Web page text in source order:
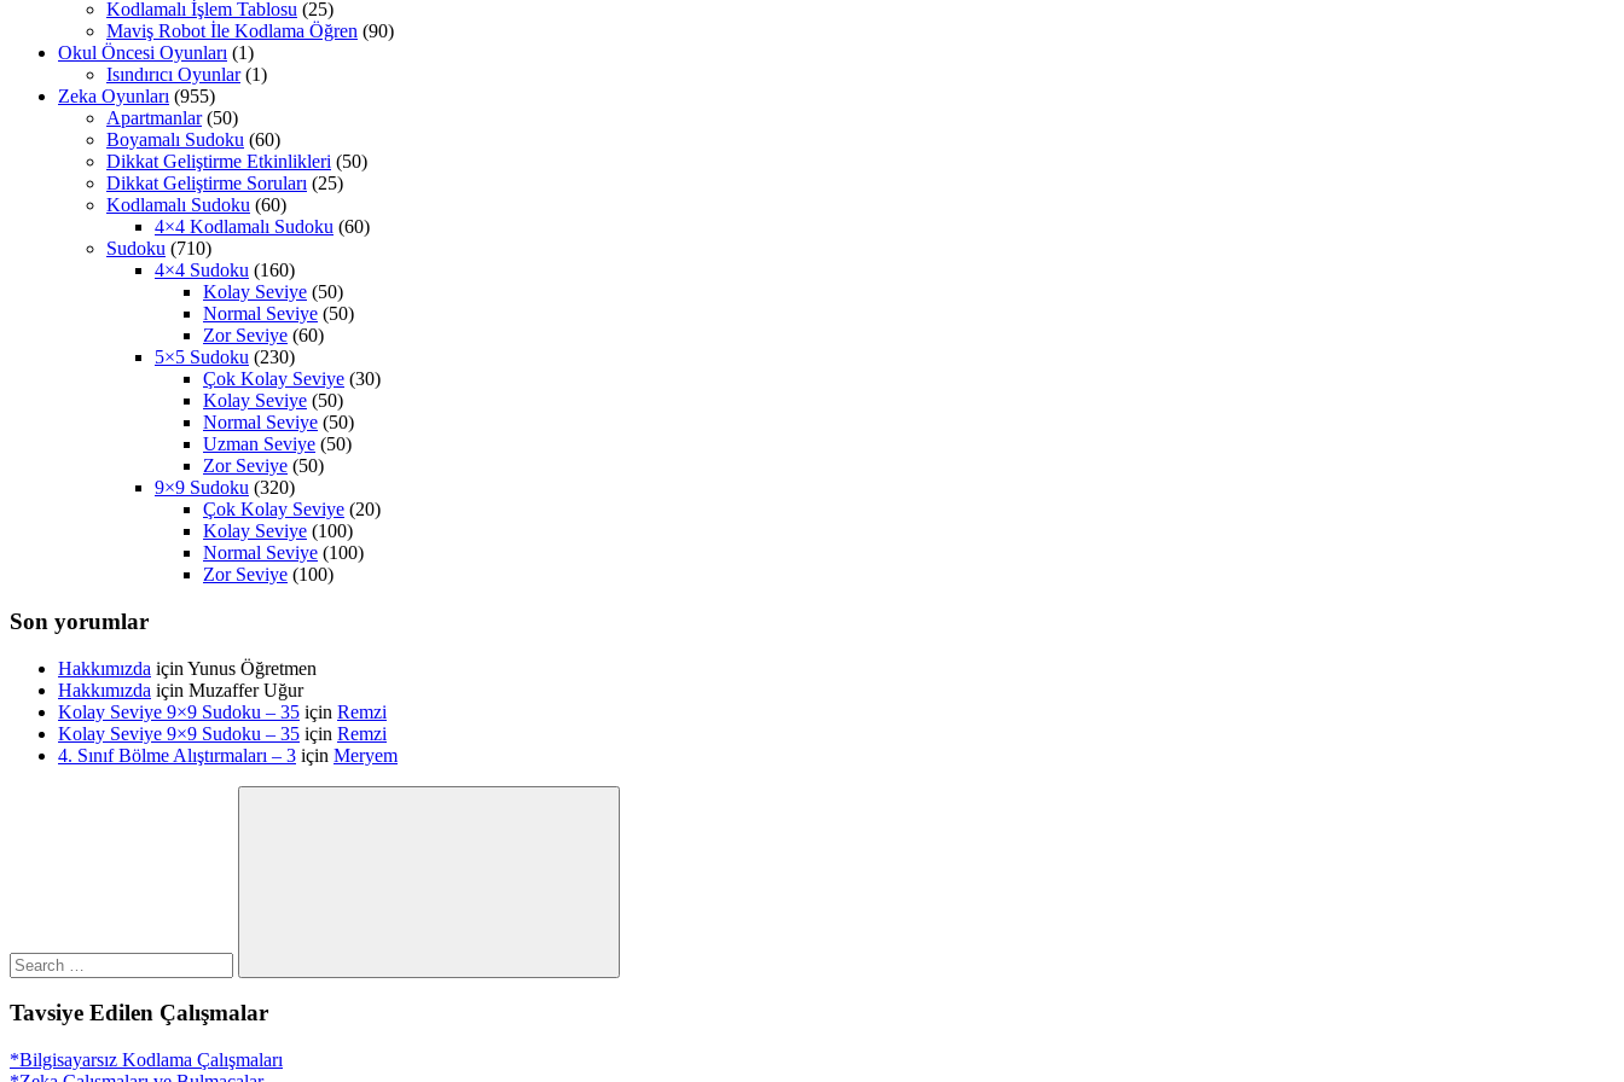
Kodlamalı İşlem Tablosu (25)
Maviş Robot İle Kodlama Öğren (90)
Okul Öncesi Oyunları (1)
Isındırıcı Oyunlar(1)
Zeka Oyunları (955)
Apartmanlar(50)
Boyamalı Sudoku (60)
Dikkat Geliştirme Etkinlikleri (50)
Dikkat Geliştirme Soruları (25)
Kodlamalı Sudoku (60)
4×4 Kodlamalı Sudoku (60)
Sudoku (710)
4×4 Sudoku (160)
Kolay Seviye (50)
Normal Seviye (50)
Zor Seviye (60)
5×5 Sudoku (230)
Çok Kolay Seviye (30)
Kolay Seviye (50)
Normal Seviye (50)
Uzman Seviye (50)
Zor Seviye (50)
9×9 Sudoku (320)
Çok Kolay Seviye (20)
Kolay Seviye (100)
Normal Seviye (100)
Zor Seviye (100)
Son yorumlar
Hakkımızda için Yunus Öğretmen
Hakkımızda için Muzaffer Uğur
Kolay Seviye 9×9 Sudoku – 35 için Remzi
Kolay Seviye 9×9 Sudoku – 35 için Remzi
4. Sınıf Bölme Alıştırmaları – 3 için Meryem
Search
Tavsiye Edilen Çalışmalar
*Bilgisayarsız Kodlama Çalışmaları